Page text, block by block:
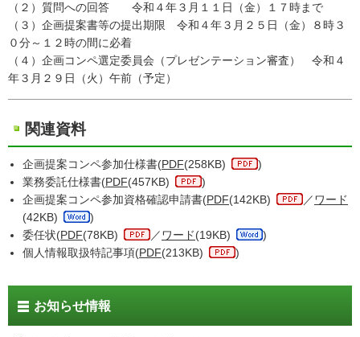
（２）質問への回答 令和４年３月１１日（金）１７時まで
（３）企画提案書等の提出期限 令和４年３月２５日（金）８時３
０分～１２時の間に必着
（４）企画コンペ選定委員会（プレゼンテーション審査） 令和４
年３月２９日（火）午前（予定）
関連資料
企画提案コンペ参加仕様書(PDF(258KB)
)
業務委託仕様書(PDF(457KB)
)
企画提案コンペ参加資格確認申請書(PDF(142KB) ／ ワード
(42KB)
)
委任状(PDF(78KB) ／ ワード(19KB)
)
個人情報取扱特記事項(PDF(213KB) )
お知らせ情報